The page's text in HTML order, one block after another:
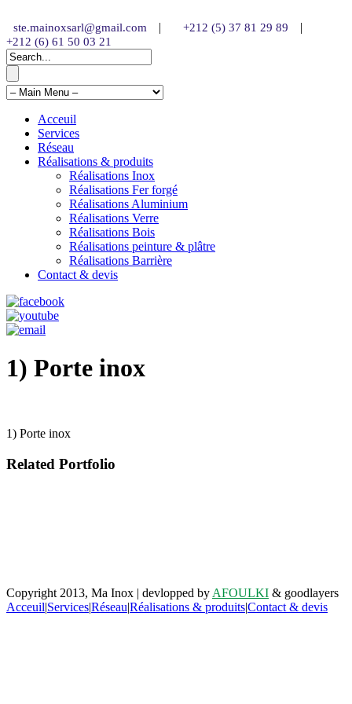
ste.mainoxsarl@gmail.com | +212 (5) 37 81 29 89 |
+212 (6) 61 50 03 21
Acceuil
Services
Réseau
Réalisations & produits
Réalisations Inox
Réalisations Fer forgé
Réalisations Aluminium
Réalisations Verre
Réalisations Bois
Réalisations peinture & plâtre
Réalisations Barrière
Contact & devis
1) Porte inox
1) Porte inox
Related Portfolio
Copyright 2013, Ma Inox | devlopped by AFOULKI & goodlayers
Acceuil|Services|Réseau|Réalisations & produits|Contact & devis